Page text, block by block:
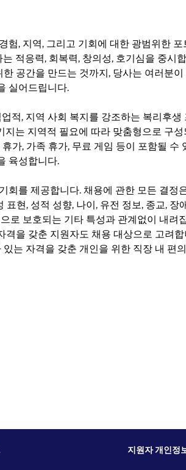
험, 지역, 그리고 기회에 대한 광범위한
적응력, 회복력, 창의성, 호기심을 중시
공간을 만드는 것까지, 당사는 여러분
실어드립니다.
적, 지역 사회 복지를 강조하는 복리후
지는 지역적 필요에 따라 맞춤형으로 구
가, 가족 휴가, 무료 게임 등이 포함될 수
육성합니다.
회를 제공합니다. 채용에 관한 모든 결정
표현, 성적 성향, 나이, 유전 정보, 종교, 장
로 보호되는 기타 특성과 관계없이 내려
을 갖춘 지원자도 채용 대상으로 고려합
는 자격을 갖춘 개인을 위한 직장 내 편
지원자 개인정